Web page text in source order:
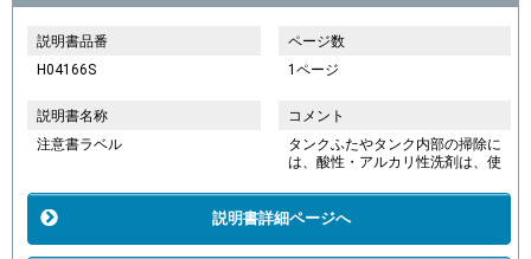
説明書品番
H04166S
ページ数
1ページ
説明書名称
注意書ラベル
コメント
タンクふたやタンク内部の掃除に
は、酸性・アルカリ性洗剤は、使
説明書詳細ページへ